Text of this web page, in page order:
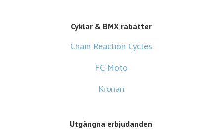
Cyklar & BMX rabatter
Chain Reaction Cycles
FC-Moto
Kronan
Utgångna erbjudanden